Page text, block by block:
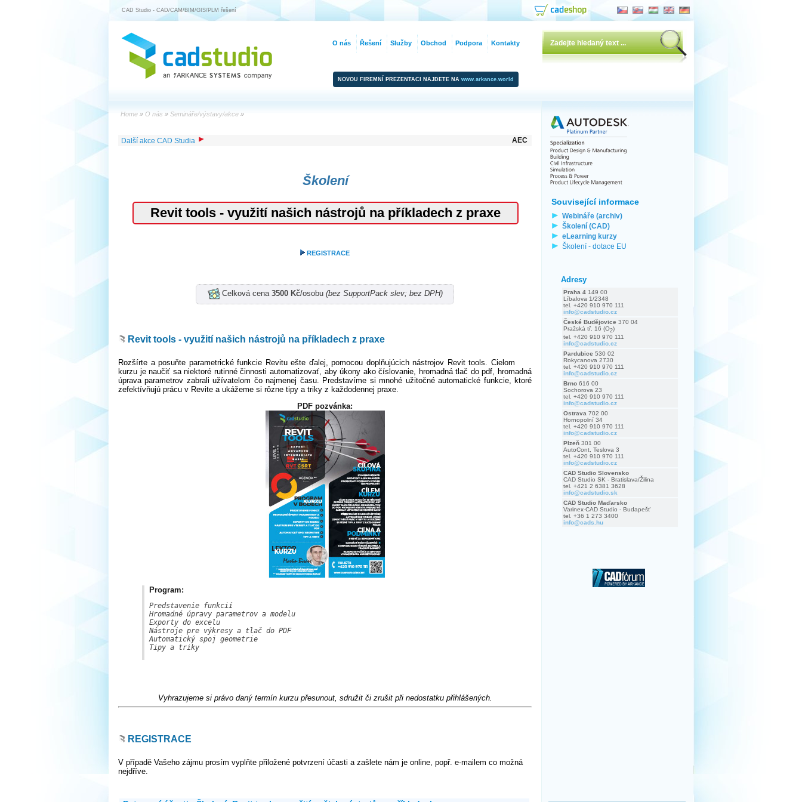
CAD Studio - CAD/CAM/BIM/GIS/PLM řešení
NOVOU FIREMNÍ PREZENTACI NAJDETE NA www.arkance.world
Home » O nás » Semináře/výstavy/akce »
Další akce CAD Studia AEC
Školení
Revit tools - využití našich nástrojů na příkladech z praxe
REGISTRACE
Celková cena 3500 Kč/osobu (bez SupportPack slev; bez DPH)
Revit tools - využití našich nástrojů na příkladech z praxe
Rozšírte a posuňte parametrické funkcie Revitu ešte ďalej, pomocou doplňujúcich nástrojov Revit tools. Cielom
kurzu je naučiť sa niektoré rutinné činnosti automatizovať, aby úkony ako číslovanie, hromadná tlač do pdf, hromadná
úprava parametrov zabrali užívatelom čo najmenej času. Predstavíme si mnohé užitočné automatické funkcie, ktoré
zefektívňujú prácu v Revite a ukážeme si rôzne tipy a triky z každodennej praxe.
PDF pozvánka:
Program:
Predstavenie funkcií
Hromadné úpravy parametrov a modelu
Exporty do excelu
Nástroje pre výkresy a tlač do PDF
Automatický spoj geometrie
Tipy a triky
Vyhrazujeme si právo daný termín kurzu přesunout, sdružit či zrušit při nedostatku přihlášených.
REGISTRACE
V případě Vašeho zájmu prosím vyplňte přiložené potvrzení účasti a zašlete nám je online, popř. e-mailem co možná
nejdříve.
Související informace
Webináře (archiv)
Školení (CAD)
eLearning kurzy
Školení - dotace EU
Adresy
Praha 4 149 00
Líbalova 1/2348
tel. +420 910 970 111
info@cadstudio.cz
České Budějovice 370 04
Pražská tř. 16 (O2)
tel. +420 910 970 111
info@cadstudio.cz
Pardubice 530 02
Rokycanova 2730
tel. +420 910 970 111
info@cadstudio.cz
Brno 616 00
Sochorova 23
tel. +420 910 970 111
info@cadstudio.cz
Ostrava 702 00
Hornopolní 34
tel. +420 910 970 111
info@cadstudio.cz
Plzeň 301 00
AutoCont, Teslova 3
tel. +420 910 970 111
info@cadstudio.cz
CAD Studio Slovensko
CAD Studio SK - Bratislava/Žilina
tel. +421 2 6381 3628
info@cadstudio.sk
CAD Studio Maďarsko
Varinex-CAD Studio - Budapešť
tel. +36 1 273 3400
info@cads.hu
O nás Řešení Služby Obchod Podpora Kontakty